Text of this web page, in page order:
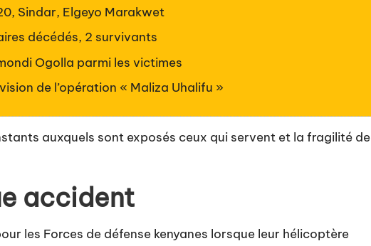
Sindar, Elgeyo Marakwet
décédés, 2 survivants
Ogolla parmi les victimes
de l’opération « Maliza Uhalifu »
auxquels sont exposés ceux qui servent et la fragilité de
accident
les Forces de défense kenyanes lorsque leur hélicoptère